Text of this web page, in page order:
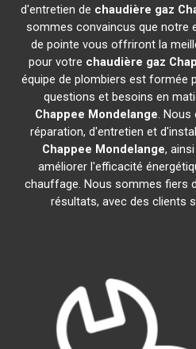
d'entretien de chaudière gaz
sommes convaincus que notre
de pointe vous offriront la
pour votre chaudière gaz
équipe de plombiers est formée
questions et besoins en
Chappee Mondelange. Nous
réparation, d'entretien et
Chappee Mondelange,
améliorer l'efficacité
chauffage. Nous sommes fiers
résultats, avec des clients